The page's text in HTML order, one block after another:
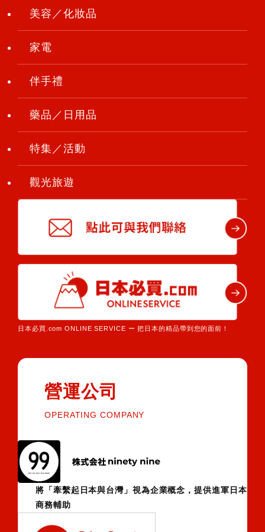
美容／化妝品
家電
伴手禮
藥品／日用品
特集／活動
觀光旅遊
日本必買.com ONLINE SERVICE ー 把日本的精品帶到您的面前！
營運公司
OPERATING COMPANY
將「牽繫起日本與台灣」視為企業概念，提供進軍日本
商務輔助